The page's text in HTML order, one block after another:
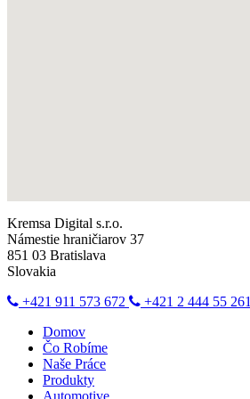
Kremsa Digital s.r.o.
Námestie hraničiarov 37
851 03 Bratislava
Slovakia
+421 911 573 672
+421 2 444 55 261
Domov
Čo Robíme
Naše Práce
Produkty